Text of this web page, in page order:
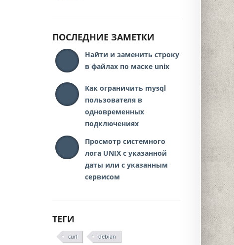
ПОСЛЕДНИЕ ЗАМЕТКИ
Найти и заменить строку
в файлах по маске unix
Как ограничить mysql
пользователя в
одновременных
подключениях
Просмотр системного
лога UNIX с указанной
даты или с указанным
сервисом
ТЕГИ
curl debian